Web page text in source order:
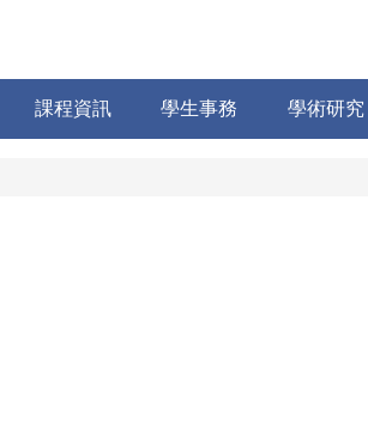
課程資訊 學生事務 學術研究